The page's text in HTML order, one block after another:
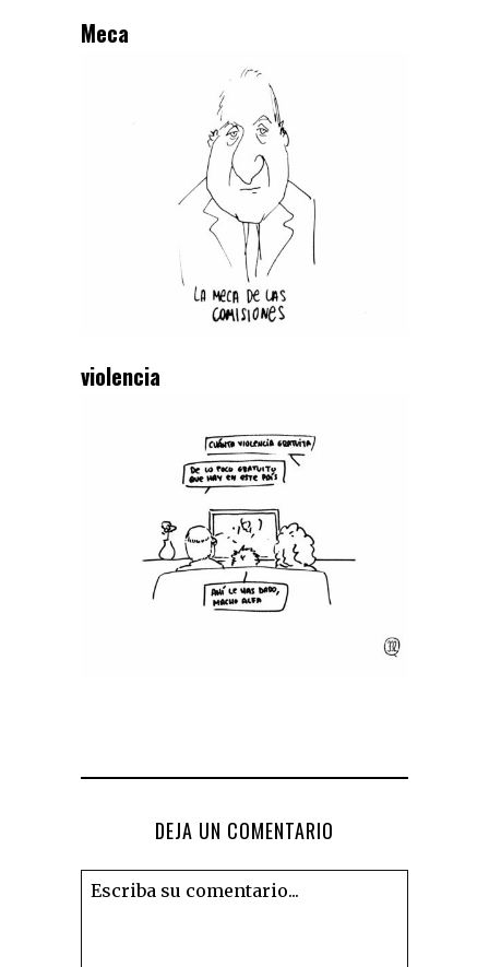
Meca
violencia
DEJA UN COMENTARIO